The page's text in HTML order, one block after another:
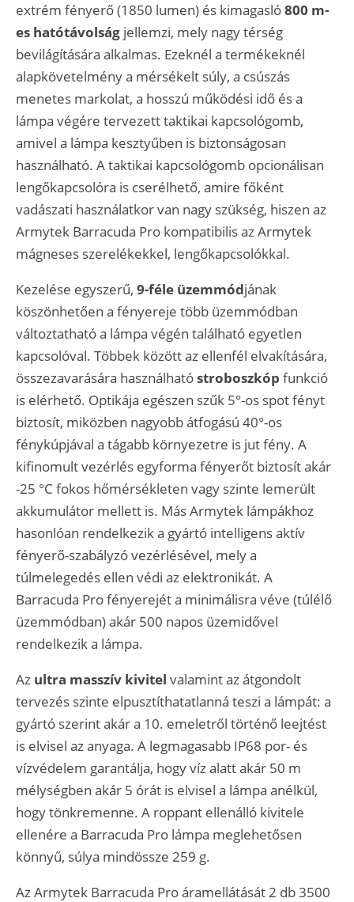
extrém fényerő (1850 lumen) és kimagasló800 m-
es hatótávolság jellemzi, mely nagy térség
bevilágítására alkalmas. Ezeknél a termékeknél
alapkövetelmény a mérsékelt súly, a csúszás
menetes markolat, a hosszú működési idő és a
lámpa végére tervezett taktikai kapcsológomb,
amivel a lámpa kesztyűben is biztonságosan
használható. A taktikai kapcsológomb opcionálisan
lengőkapcsolóra is cserélhető, amire főként
vadászati használatkor van nagy szükség, hiszen az
Armytek Barracuda Pro kompatibilis az Armytek
mágneses szerelékekkel, lengőkapcsolókkal.
Kezelése egyszerű, 9-féle üzemmódjának
köszönhetően a fényereje több üzemmódban
változtatható a lámpa végén található egyetlen
kapcsolóval. Többek között az ellenfél elvakítására,
összezavarására használhatóstroboszkóp funkció
is elérhető. Optikája egészen szűk 5°-os spot fényt
biztosít, miközben nagyobb átfogású 40°-os
fénykúpjával a tágabb környezetre is jut fény. A
kifinomult vezérlés egyforma fényerőt biztosít akár
-25 °C fokos hőmérsékleten vagy szinte lemerült
akkumulátor mellett is. Más Armytek lámpákhoz
hasonlóan rendelkezik a gyártó intelligens aktív
fényerő-szabályzó vezérlésével, mely a
túlmelegedés ellen védi az elektronikát. A
Barracuda Pro fényerejét a minimálisra véve (túlélő
üzemmódban) akár 500 napos üzemidővel
rendelkezik a lámpa.
Az ultra masszív kivitel valamint az átgondolt
tervezés szinte elpusztíthatatlanná teszi a lámpát: a
gyártó szerint akár a 10. emeletről történő leejtést
is elvisel az anyaga. A legmagasabb IP68 por- és
vízvédelem garantálja, hogy víz alatt akár 50 m
mélységben akár 5 órát is elvisel a lámpa anélkül,
hogy tönkremenne. A roppant ellenálló kivitele
ellenére a Barracuda Pro lámpa meglehetősen
könnyű, súlya mindössze 259 g.
Az Armytek Barracuda Pro áramellátását 2 db 3500